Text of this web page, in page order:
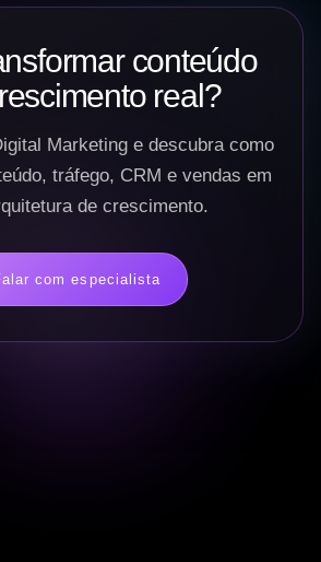
conteúdo
real?
Marketing e descubra como
tráfego, CRM e vendas em
de crescimento.
com especialista